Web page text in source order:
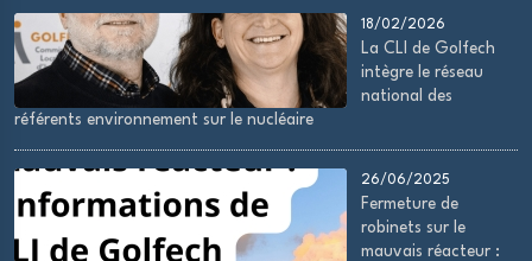
18/02/2026
La CLI de Golfech
intègre le réseau
national des
référents environnement sur le nucléaire
26/06/2025
Fermeture de
robinets sur le
mauvais réacteur :